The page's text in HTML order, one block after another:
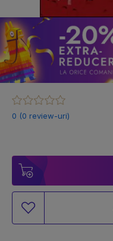
0 (0 review-uri)